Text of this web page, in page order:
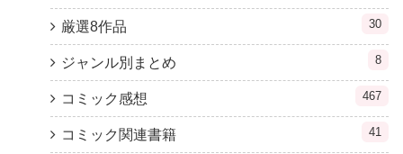
厳選8作品 30
ジャンル別まとめ 8
コミック感想 467
コミック関連書籍 41